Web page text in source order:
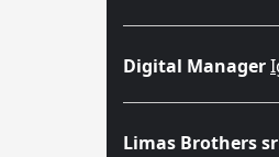
Digital Manager
Limas Brothers